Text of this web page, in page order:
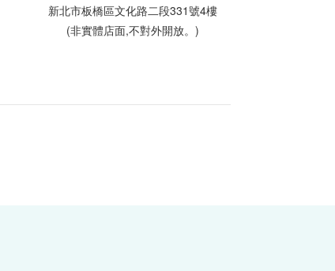
新北市板橋區文化路二段331號4樓
(非實體店面,不對外開放。)